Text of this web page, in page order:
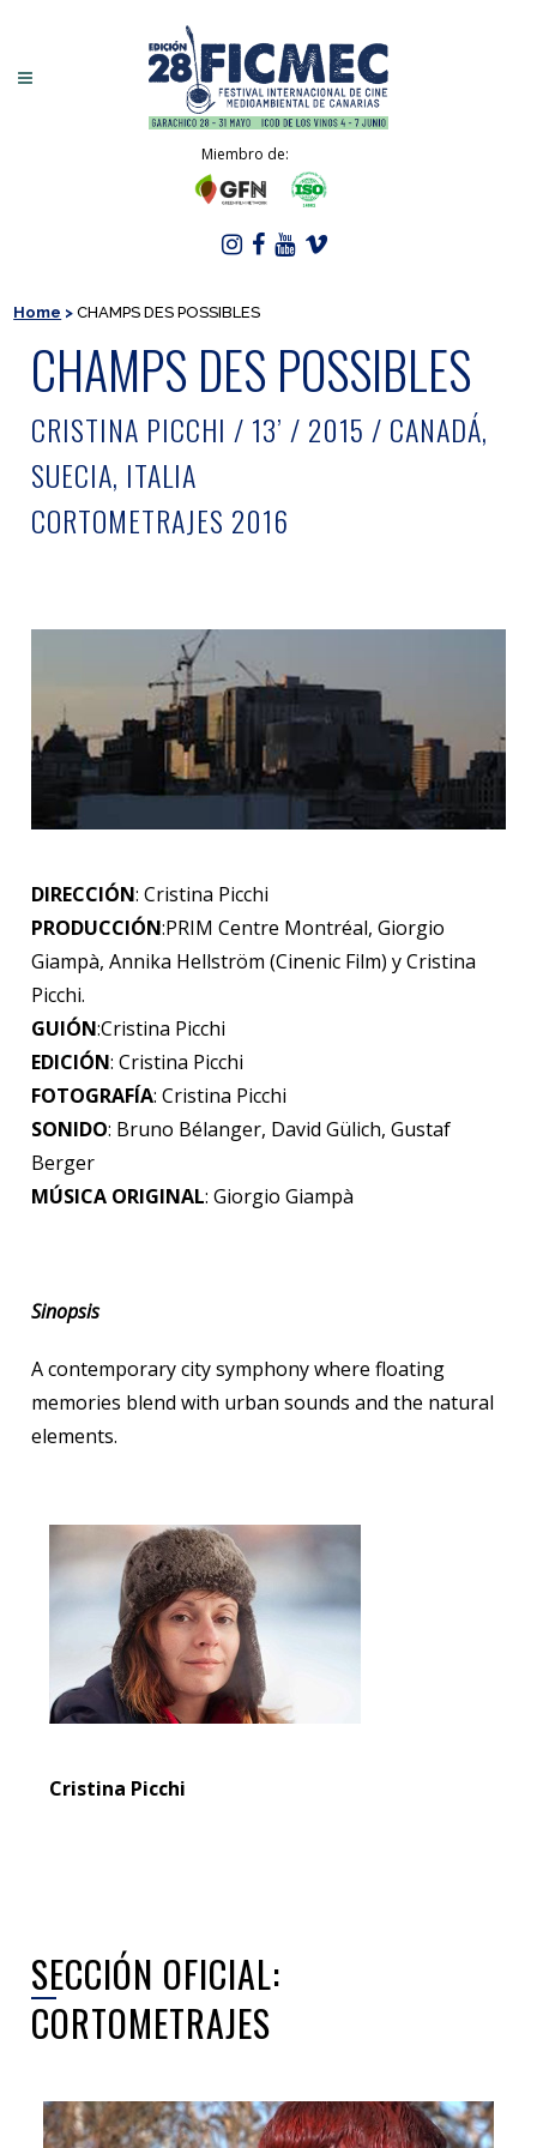
Miembro de:
Home >CHAMPS DES POSSIBLES
CHAMPS DES POSSIBLES
CRISTINA PICCHI / 13’ / 2015 / CANADÁ,
SUECIA, ITALIA
CORTOMETRAJES 2016
DIRECCIÓN: Cristina Picchi
PRODUCCIÓN:PRIM Centre Montréal, Giorgio
Giampà, Annika Hellström (Cinenic Film) y Cristina
Picchi.
GUIÓN:Cristina Picchi
EDICIÓN: Cristina Picchi
FOTOGRAFÍA: Cristina Picchi
SONIDO: Bruno Bélanger, David Gülich, Gustaf
Berger
MÚSICA ORIGINAL: Giorgio Giampà
Sinopsis
A contemporary city symphony where floating
memories blend with urban sounds and the natural
elements.
Cristina Picchi
SECCIÓN OFICIAL:
CORTOMETRAJES